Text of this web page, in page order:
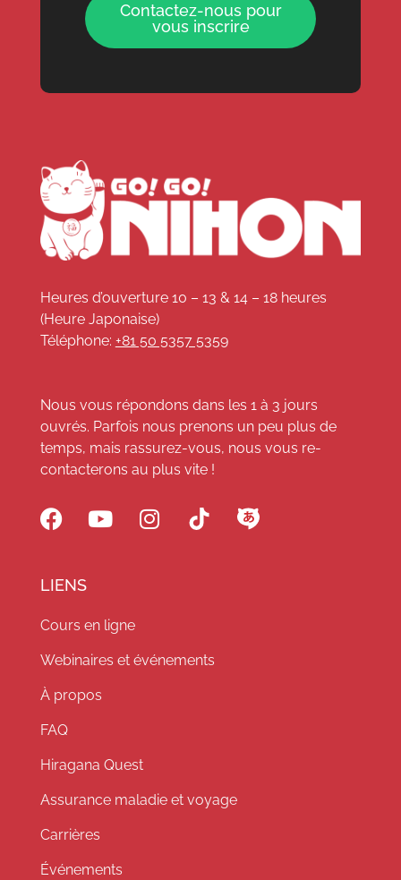
Contactez-nous pour
vous inscrire
Heures d’ouverture 10 – 13 & 14 – 18 heures
(Heure Japonaise)
Téléphone: +81 50 5357 5359
Nous vous répondons dans les 1 à 3 jours
ouvrés. Parfois nous prenons un peu plus de
temps, mais rassurez-vous, nous vous re-
contacterons au plus vite !
LIENS
Cours en ligne
Webinaires et événements
À propos
FAQ
Hiragana Quest
Assurance maladie et voyage
Carrières
Événements